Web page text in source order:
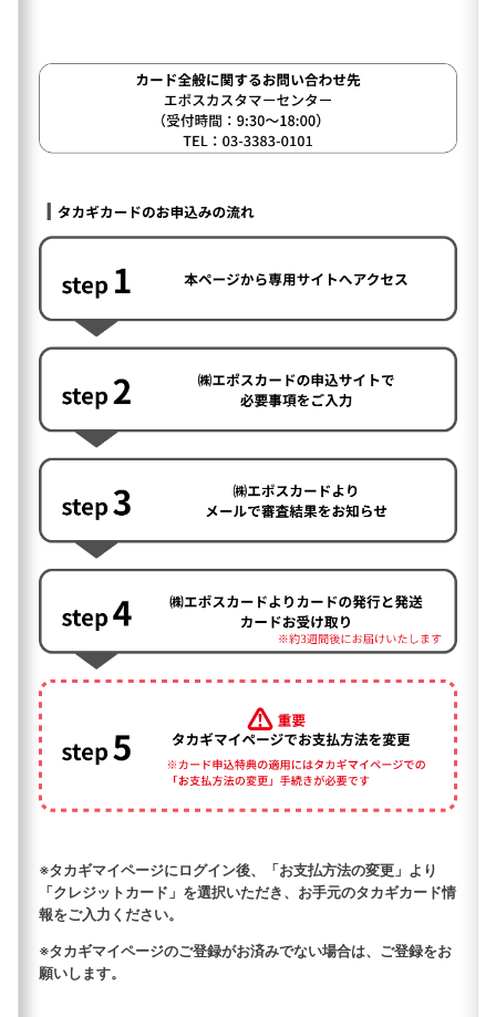
※タカギマイページにログイン後、「お支払方法の変更」より
「クレジットカード」を選択いただき、お手元のタカギカード情
報をご入力ください。
※タカギマイページのご登録がお済みでない場合は、ご登録をお
願いします。